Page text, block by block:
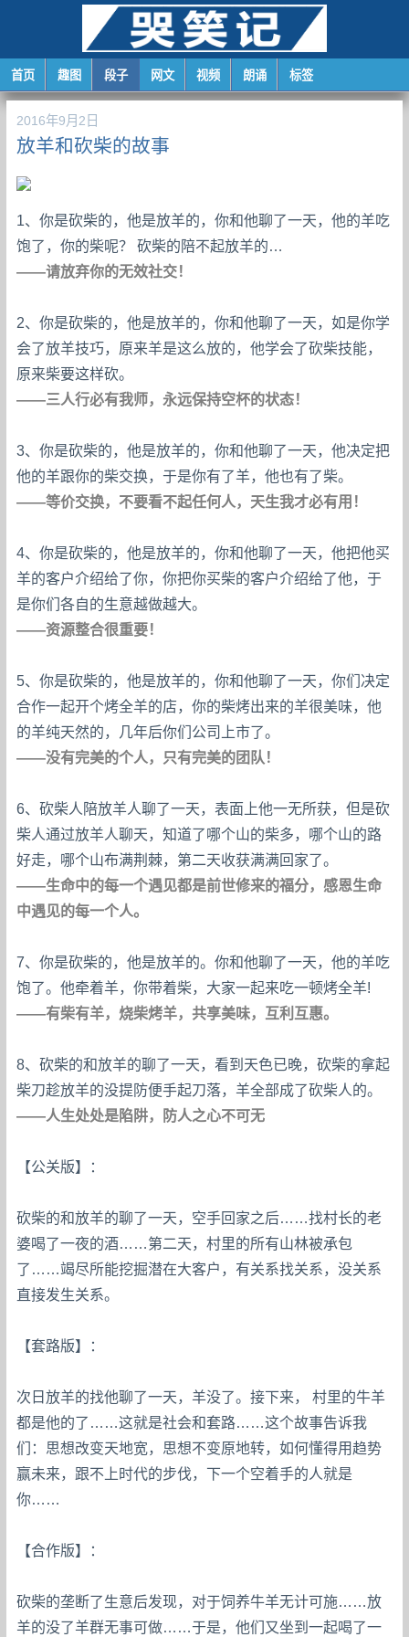
首页 趣图 段子 网文 视频 朗诵 标签
2016年9月2日
放羊和砍柴的故事
1、你是砍柴的，他是放羊的，你和他聊了一天，他的羊吃
饱了，你的柴呢？ 砍柴的陪不起放羊的…
——请放弃你的无效社交！
2、你是砍柴的，他是放羊的，你和他聊了一天，如是你学
会了放羊技巧，原来羊是这么放的，他学会了砍柴技能，
原来柴要这样砍。
——三人行必有我师，永远保持空杯的状态！
3、你是砍柴的，他是放羊的，你和他聊了一天，他决定把
他的羊跟你的柴交换，于是你有了羊，他也有了柴。
——等价交换，不要看不起任何人，天生我才必有用！
4、你是砍柴的，他是放羊的，你和他聊了一天，他把他买
羊的客户介绍给了你，你把你买柴的客户介绍给了他，于
是你们各自的生意越做越大。
——资源整合很重要！
5、你是砍柴的，他是放羊的，你和他聊了一天，你们决定
合作一起开个烤全羊的店，你的柴烤出来的羊很美味，他
的羊纯天然的，几年后你们公司上市了。
——没有完美的个人，只有完美的团队！
6、砍柴人陪放羊人聊了一天，表面上他一无所获，但是砍
柴人通过放羊人聊天，知道了哪个山的柴多，哪个山的路
好走，哪个山布满荆棘，第二天收获满满回家了。
——生命中的每一个遇见都是前世修来的福分，感恩生命
中遇见的每一个人。
7、你是砍柴的，他是放羊的。你和他聊了一天，他的羊吃
饱了。他牵着羊，你带着柴，大家一起来吃一顿烤全羊!
——有柴有羊，烧柴烤羊，共享美味，互利互惠。
8、砍柴的和放羊的聊了一天，看到天色已晚，砍柴的拿起
柴刀趁放羊的没提防便手起刀落，羊全部成了砍柴人的。
——人生处处是陷阱，防人之心不可无
【公关版】：
砍柴的和放羊的聊了一天，空手回家之后……找村长的老
婆喝了一夜的酒……第二天，村里的所有山林被承包
了……竭尽所能挖掘潜在大客户，有关系找关系，没关系
直接发生关系。
【套路版】：
次日放羊的找他聊了一天，羊没了。接下来， 村里的牛羊
都是他的了……这就是社会和套路……这个故事告诉我
们：思想改变天地宽，思想不变原地转，如何懂得用趋势
赢未来，跟不上时代的步伐，下一个空着手的人就是
你……
【合作版】：
砍柴的垄断了生意后发现，对于饲养牛羊无计可施……放
羊的没了羊群无事可做……于是，他们又坐到一起喝了一